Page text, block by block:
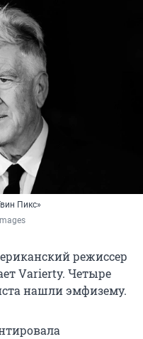
Пикс»
режиссер
Varierty. Четыре
нашли эмфизему.